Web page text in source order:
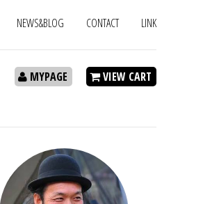
NEWS&BLOG CONTACT LINK
VIEW CART
MYPAGE